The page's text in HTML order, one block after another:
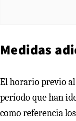
Medidas
El horario previo
período que han
como referencia